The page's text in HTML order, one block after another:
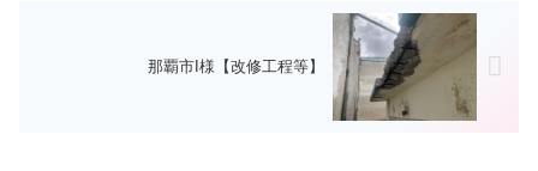
那覇市I様【改修工程等】